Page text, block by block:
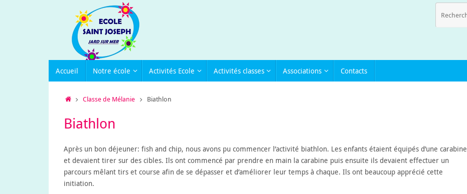
Accueil Notre école Activités Ecole Activités classes Associations Contacts
Accueil
Classe de Mélanie Biathlon
Biathlon
Après un bon déjeuner: fish and chip, nous avons pu commencer l’activité biathlon. Les enfants étaient équipés d’une carabine
et devaient tirer sur des cibles. Ils ont commencé par prendre en main la carabine puis ensuite ils devaient effectuer un
parcours mêlant tirs et course afin de se dépasser et d’améliorer leur temps à chaque. Ils ont beaucoup apprécié cette
initiation.